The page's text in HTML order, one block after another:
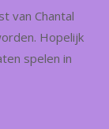
van Chantal
Hopelijk
spelen in